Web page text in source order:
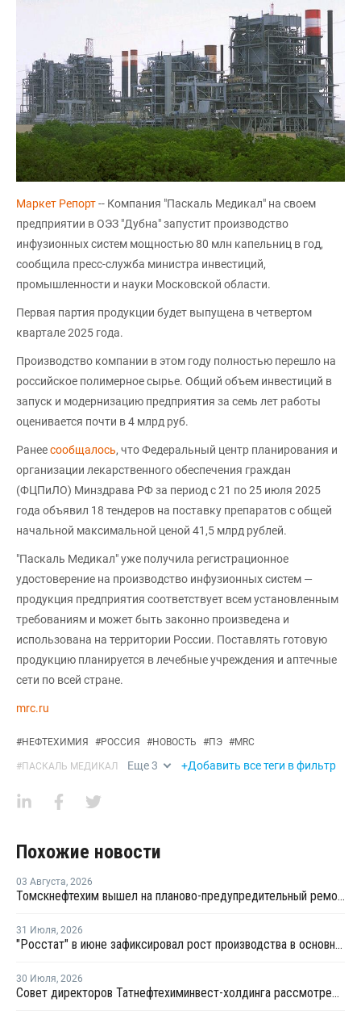
Маркет Репорт-- Компания "Паскаль Медикал" на своем
предприятии в ОЭЗ "Дубна" запустит производство
инфузионных систем мощностью 80 млн капельниц в год,
сообщила пресс-служба министра инвестиций,
промышленности и науки Московской области.
Первая партия продукции будет выпущена в четвертом
квартале 2025 года.
Производство компании в этом году полностью перешло на
российское полимерное сырье. Общий объем инвестиций в
запуск и модернизацию предприятия за семь лет работы
оценивается почти в 4 млрд руб.
Ранеесообщалось, что Федеральный центр планирования и
организации лекарственного обеспечения граждан
(ФЦПиЛО) Минздрава РФ за период с 21 по 25 июля 2025
года объявил 18 тендеров на поставку препаратов с общей
начальной максимальной ценой 41,5 млрд рублей.
"Паскаль Медикал" уже получила регистрационное
удостоверение на производство инфузионных систем —
продукция предприятия соответствует всем установленным
требованиям и может быть законно произведена и
использована на территории России. Поставлять готовую
продукцию планируется в лечебные учреждения и аптечные
сети по всей стране.
mrc.ru
#НЕФТЕХИМИЯ #РОССИЯ #НОВОСТЬ #ПЭ #MRC
#ПАСКАЛЬ МЕДИКАЛ Еще3 +Добавить все теги в фильтр
Похожие новости
03 Августа, 2026
Томскнефтехим вышел на планово-предупредительный ремонт
31 Июля, 2026
"Росстат" в июне зафиксировал рост производства в основных группах пластмасс
30 Июля, 2026
Совет директоров Татнефтехиминвест-холдинга рассмотрел инновационные решения для разных сфер экономики